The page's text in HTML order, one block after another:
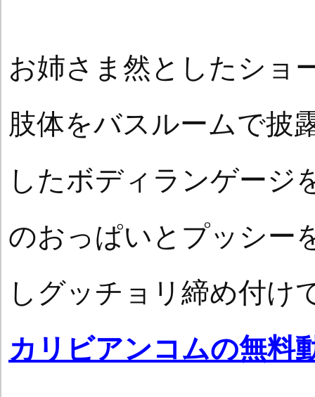
お姉さま然としたショ
肢体をバスルームで披
したボディランゲージ
のおっぱいとプッシー
しグッチョリ締め付け
カリビアンコムの無料